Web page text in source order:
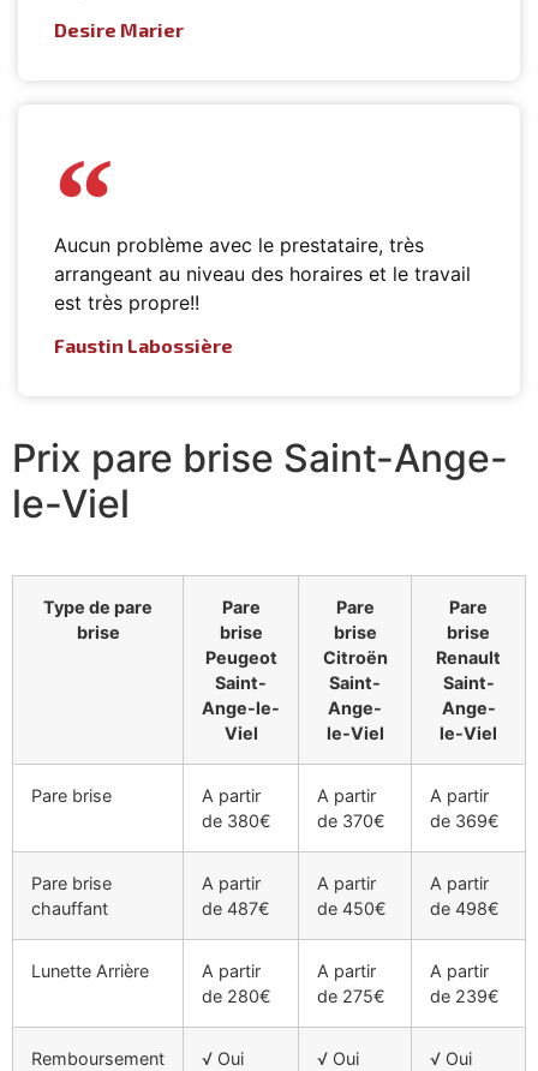
Desire Marier
Aucun problème avec le prestataire, très
arrangeant au niveau des horaires et le travail
est très propre!!
Faustin Labossière
Prix pare brise Saint-Ange-
le-Viel
Type de pare
brise
Pare
brise
Peugeot
Saint-
Ange-le-
Viel
Pare
brise
Citroën
Saint-
Ange-
le-Viel
Pare
brise
Renault
Saint-
Ange-
le-Viel
Pare brise
A partir
de 380€
A partir
de 370€
A partir
de 369€
Pare brise
chauffant
A partir
de 487€
A partir
de 450€
A partir
de 498€
Lunette Arrière
A partir
de 280€
A partir
de 275€
A partir
de 239€
Remboursement
√ Oui √ Oui √ Oui